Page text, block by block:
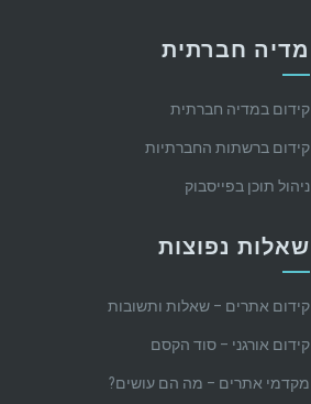
מדיה חברתית
קידום במדיה חברתית
קידום ברשתות החברתיות
ניהול תוכן בפייסבוק
שאלות נפוצות
קידום אתרים – שאלות ותשובות
קידום אורגני – סוד הקסם
מקדמי אתרים – מה הם עושים?